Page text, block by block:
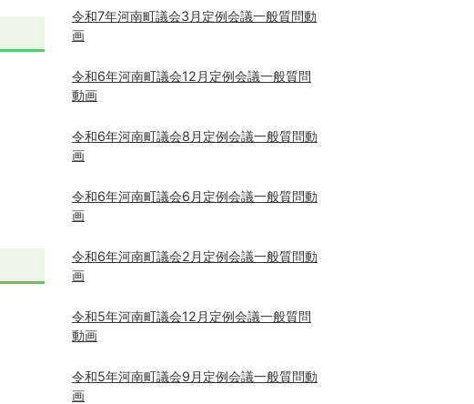
令和7年河南町議会3月定例会議一般質問動
画
令和6年河南町議会12月定例会議一般質問
動画
令和6年河南町議会8月定例会議一般質問動
画
令和6年河南町議会6月定例会議一般質問動
画
令和6年河南町議会2月定例会議一般質問動
画
令和5年河南町議会12月定例会議一般質問
動画
令和5年河南町議会9月定例会議一般質問動
画